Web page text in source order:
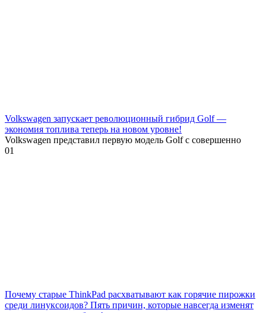
Volkswagen запускает революционный гибрид Golf —
экономия топлива теперь на новом уровне!
Volkswagen представил первую модель Golf с совершенно
01
Почему старые ThinkPad расхватывают как горячие пирожки
среди линуксоидов? Пять причин, которые навсегда изменят